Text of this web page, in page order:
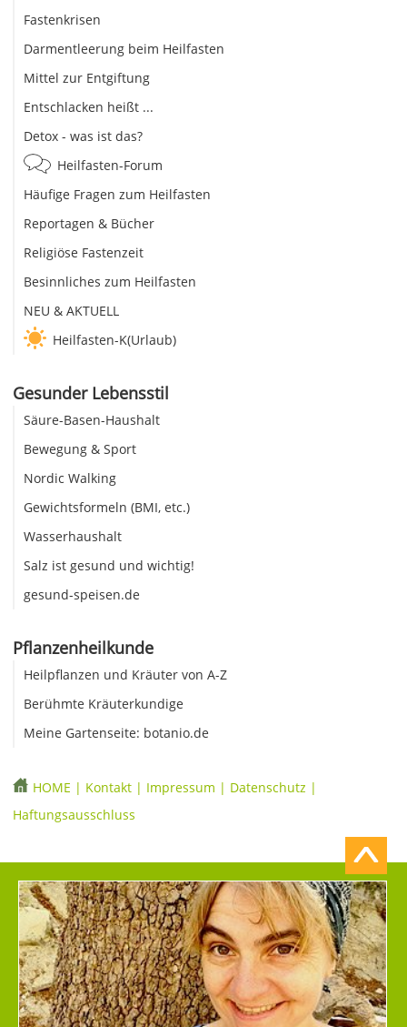
Fastenkrisen
Darmentleerung beim Heilfasten
Mittel zur Entgiftung
Entschlacken heißt ...
Detox - was ist das?
Heilfasten-Forum
Häufige Fragen zum Heilfasten
Reportagen & Bücher
Religiöse Fastenzeit
Besinnliches zum Heilfasten
NEU & AKTUELL
Heilfasten-K(Urlaub)
Gesunder Lebensstil
Säure-Basen-Haushalt
Bewegung & Sport
Nordic Walking
Gewichtsformeln (BMI, etc.)
Wasserhaushalt
Salz ist gesund und wichtig!
gesund-speisen.de
Pflanzenheilkunde
Heilpflanzen und Kräuter von A-Z
Berühmte Kräuterkundige
Meine Gartenseite: botanio.de
HOME | Kontakt | Impressum | Datenschutz |
Haftungsausschluss